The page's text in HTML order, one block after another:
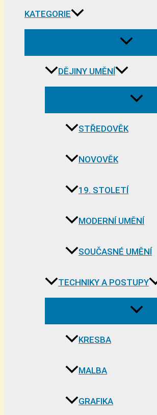
KATEGORIE
DĚJINY UMĚNÍ
STŘEDOVĚK
NOVOVĚK
19. STOLETÍ
MODERNÍ UMĚNÍ
SOUČASNÉ UMĚNÍ
TECHNIKY A POSTUPY
KRESBA
MALBA
GRAFIKA